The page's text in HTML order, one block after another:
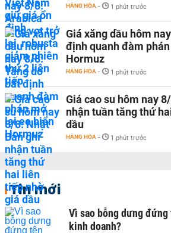
HÀNG HÓA - 1 phút trước
Giá xăng dầu hôm
định quanh đàm
Hormuz
HÀNG HÓA - 1 phút trước
Giá cao su hôm nay
nhận tuần tăng thứ
dầu
HÀNG HÓA - 1 phút trước
Tin mới
Vì sao bỗng dưng
kinh doanh?